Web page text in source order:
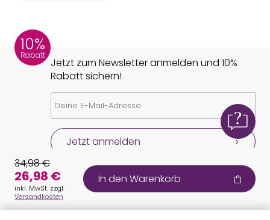
10%
Rabatt
Jetzt zum Newsletter anmelden und 10%
Rabatt sichern!
Jetzt anmelden
34,98 €
26,98 €
inkl. MwSt. zzgl.
Versandkosten
In den Warenkorb